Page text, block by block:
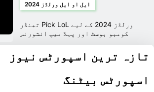
ایل او ایل ورلڈز 2024
تھنڈر Pick LoL ورلڈز 2024 کے لیے
کومبو بوسٹ اور پہلا میپ انشورنس
تازہ ترین اسپورٹس نیوز
اسپورٹس بیٹنگ